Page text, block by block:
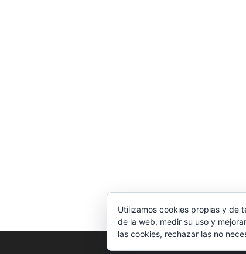
Utilizamos cookies propias y de
de la web, medir su uso y
las cookies, rechazar las no